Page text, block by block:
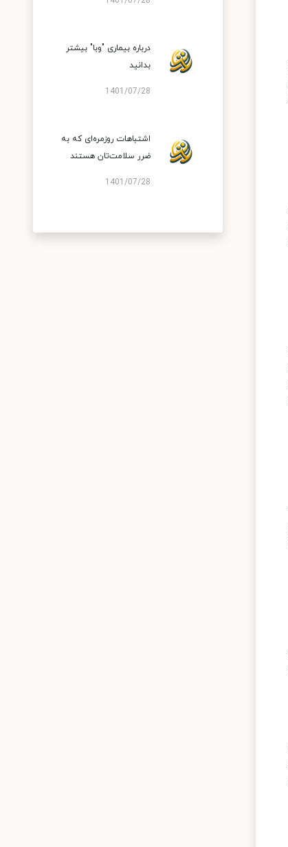
درباره بیماری "وبا" بیشتر
بدانید
1401/07/28
اشتباهات روزمره‌ای که به
ضرر سلامت‌تان هستند
1401/07/28